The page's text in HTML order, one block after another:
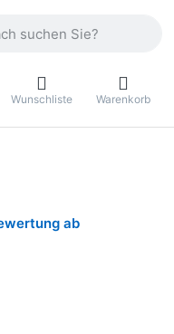
Wunschliste Warenkorb
ab